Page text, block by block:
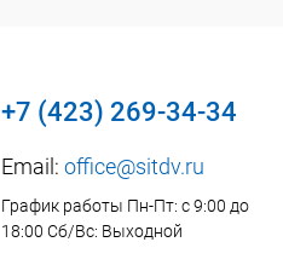
+7 (423) 269-34-34
Email: office@sitdv.ru
График работы Пн-Пт: с 9:00 до
18:00 Сб/Вс: Выходной